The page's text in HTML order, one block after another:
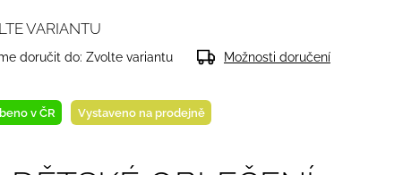
v ČR Vystaveno na prodejně
VARIANTU
doručit do: Zvolte variantu Možnosti doručení